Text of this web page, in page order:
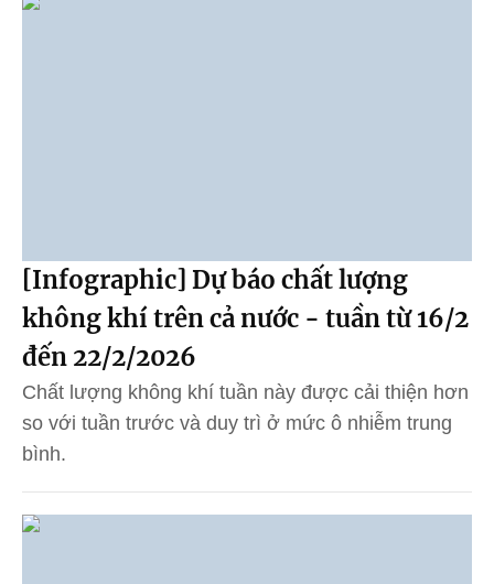
[Infographic] Dự báo chất lượng
không khí trên cả nước - tuần từ 16/2
đến 22/2/2026
Chất lượng không khí tuần này được cải thiện hơn
so với tuần trước và duy trì ở mức ô nhiễm trung
bình.